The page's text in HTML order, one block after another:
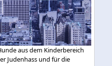
aus dem Kinderbereich
Judenhass und für die